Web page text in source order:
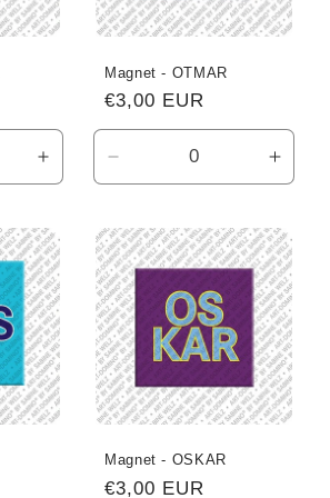
Erhöhe
die
für
Default
Title
Magnet - OTMAR
Normaler
Preis
€3,00 EUR
Verringere
die
für
Default
Title
die
für
Title
Magnet - OSKAR
Normaler
€3,00 EUR